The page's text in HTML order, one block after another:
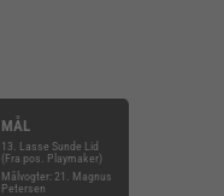
MÅL
13. Lasse Sunde Lid
(Fra pos. Playmaker)
Målvogter: 21. Magnus
Petersen